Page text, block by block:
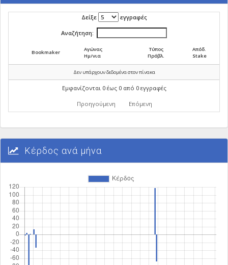
Δείξε εγγραφές
Αναζήτηση:
Bookmaker
Αγώνας
Ημ/νια
Τύπος
Πρόβλ.
Απόδ.
Stake
Δεν υπάρχουν δεδομένα στον πίνακα
Εμφανίζονται 0 έως 0 από 0 εγγραφές
Προηγούμενη Επόμενη
Κέρδος ανά μήνα